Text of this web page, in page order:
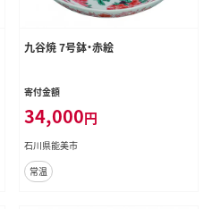
九谷焼 7号鉢・赤絵
寄付金額
34,000円
石川県能美市
常温